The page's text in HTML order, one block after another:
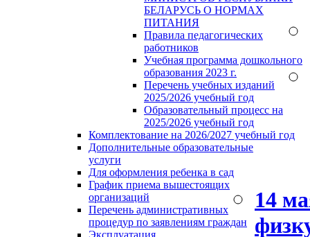
БЕЛАРУСЬ О НОРМАХ
ПИТАНИЯ
Правила педагогических
работников
Учебная программа дошкольного
образования 2023 г.
Перечень учебных изданий
2025/2026 учебный год
Образовательный процесс на
2025/2026 учебный год
Комплектование на 2026/2027 учебный год
Дополнительные образовательные
услуги
Для оформления ребенка в сад
График приема вышестоящих
организаций
Перечень административных
процедур по заявлениям граждан
14